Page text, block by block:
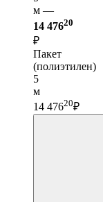
м —
14 47620
₽
Пакет
(полиэтилен)
5
м
14 47620₽